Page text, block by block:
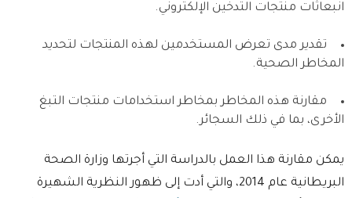
انبعاثات منتجات التدخين الإلكتروني.
تقدير مدى تعرض المستخدمين لهذه المنتجات لتحديد
المخاطر الصحية.
مقارنة هذه المخاطر بمخاطر استخدامات منتجات التبغ
الأخرى، بما في ذلك السجائر.
يمكن مقارنة هذا العمل بالدراسة التي أجرتها وزارة الصحة
البريطانية عام 2014، والتي أدت إلى ظهور النظرية الشهيرة